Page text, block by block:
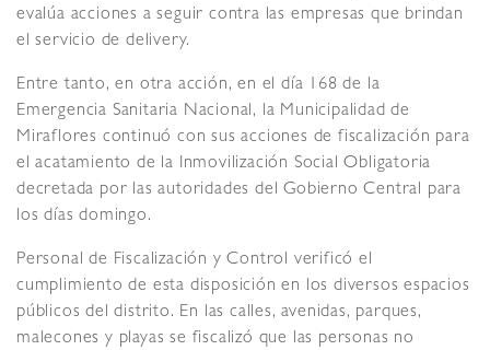
evalúa acciones a seguir contra las empresas que brindan
el servicio de delivery.
Entre tanto, en otra acción, en el día 168 de la
Emergencia Sanitaria Nacional, la Municipalidad de
Miraflores continuó con sus acciones de fiscalización para
el acatamiento de la Inmovilización Social Obligatoria
decretada por las autoridades del Gobierno Central para
los días domingo.
Personal de Fiscalización y Control verificó el
cumplimiento de esta disposición en los diversos espacios
públicos del distrito. En las calles, avenidas, parques,
malecones y playas se fiscalizó que las personas no